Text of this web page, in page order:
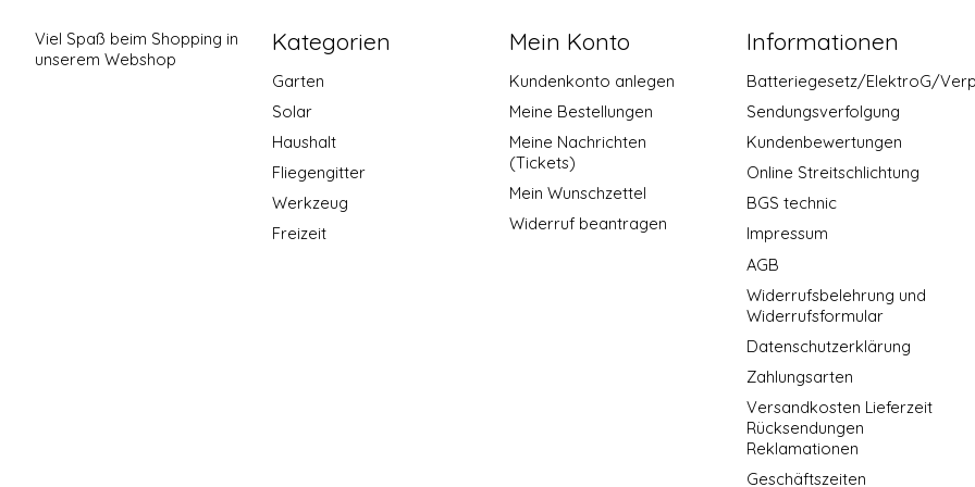
Viel Spaß beim Shopping in
unserem Webshop
Kategorien
Garten
Solar
Haushalt
Fliegengitter
Werkzeug
Freizeit
Mein Konto
Kundenkonto anlegen
Meine Bestellungen
Meine Nachrichten
(Tickets)
Mein Wunschzettel
Widerruf beantragen
Informationen
Batteriegesetz/ElektroG/
Sendungsverfolgung
Kundenbewertungen
Online Streitschlichtung
BGS technic
Impressum
AGB
Widerrufsbelehrung und
Widerrufsformular
Datenschutzerklärung
Zahlungsarten
Versandkosten Lieferzeit
Rücksendungen
Reklamationen
Geschäftszeiten